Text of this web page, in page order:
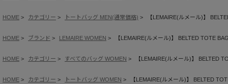
HOME カテゴリー トートバッグ MEN(通常価格) 【LEMAIRE(ルメール)】
HOME ブランド LEMAIRE WOMEN 【LEMAIRE(ルメール)】 BELTED TOTE
HOME カテゴリー すべてのバッグ WOMEN 【LEMAIRE(ルメール)】 BELTED
HOME カテゴリー トートバッグ WOMEN 【LEMAIRE(ルメール)】 BELTED